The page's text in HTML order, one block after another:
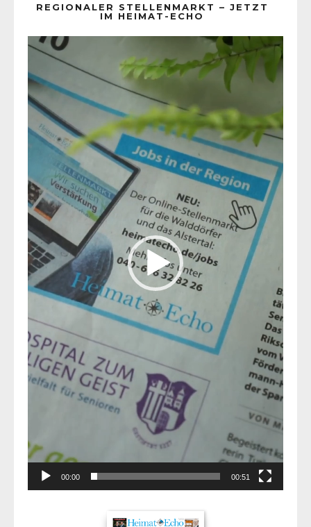
REGIONALER STELLENMARKT – JETZT
IM HEIMAT-ECHO
Player
00:00 00:51